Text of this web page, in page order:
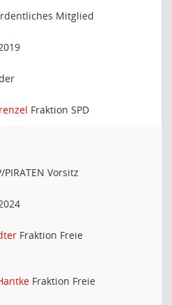
Mitglied
Fraktion SPD
Vorsitz
Fraktion Freie
Fraktion Freie